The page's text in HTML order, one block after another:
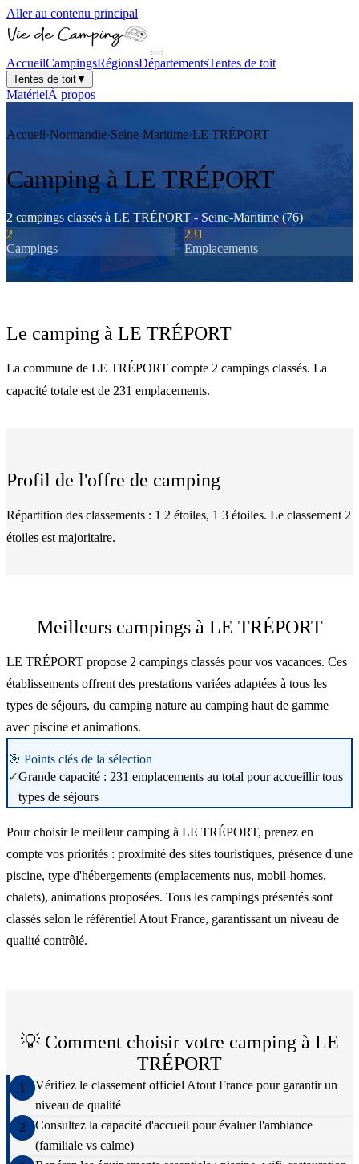
Aller au contenu principal
AccueilCampingsRégionsDépartementsTentes de toit
Tentes de toit▼
MatérielÀ propos
Accueil›Normandie›Seine-Maritime›LE TRÉPORT
Camping àLE TRÉPORT
2 campings classés à LE TRÉPORT- Seine-Maritime(76)
2
Campings
231
Emplacements
Le camping à LE TRÉPORT
La commune de LE TRÉPORT compte 2 campings classés. La
capacité totale est de 231 emplacements.
Profil de l'offre de camping
Répartition des classements : 1 2 étoiles, 1 3 étoiles. Le classement 2
étoiles est majoritaire.
Meilleurs campings à LE TRÉPORT
LE TRÉPORT propose 2 campings classés pour vos vacances. Ces
établissements offrent des prestations variées adaptées à tous les
types de séjours, du camping nature au camping haut de gamme
avec piscine et animations.
🎯 Points clés de la sélection
✓Grande capacité : 231 emplacements au total pour accueillir tous
types de séjours
Pour choisir le meilleur camping à LE TRÉPORT, prenez en
compte vos priorités : proximité des sites touristiques, présence d'une
piscine, type d'hébergements (emplacements nus, mobil-homes,
chalets), animations proposées. Tous les campings présentés sont
classés selon le référentiel Atout France, garantissant un niveau de
qualité contrôlé.
💡 Comment choisir votre camping à LE
TRÉPORT
1
Vérifiez le classement officiel Atout France pour garantir un
niveau de qualité
2
Consultez la capacité d'accueil pour évaluer l'ambiance
(familiale vs calme)